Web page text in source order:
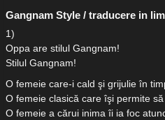
Gangnam Style / traducere in
1)
Oppa are stilul Gangnam!
Stilul Gangnam!
O femeie care-i cald şi grijulie în
O femeie clasică care îşi permite
O femeie a cărui inima îi ia foc